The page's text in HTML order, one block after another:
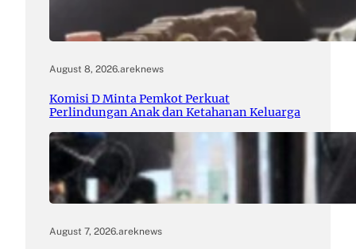
August 8, 2026.areknews
Komisi D Minta Pemkot Perkuat
Perlindungan Anak dan Ketahanan Keluarga
August 7, 2026.areknews